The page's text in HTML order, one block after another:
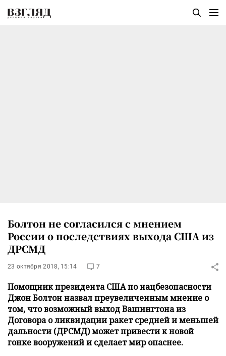
Болтон не согласился с мнением
России о последствиях выхода США из
ДРСМД
23 октября 2018, 15:14 7
Помощник президента США по нацбезопасности
Джон Болтон назвал преувеличенным мнение о
том, что возможный выход Вашингтона из
Договора о ликвидации ракет средней и меньшей
дальности (ДРСМД) может привести к новой
гонке вооружений и сделает мир опаснее.